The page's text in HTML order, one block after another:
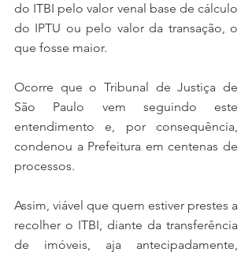
do ITBI pelo valor venal base de cálculo
do IPTU ou pelo valor da transação, o
que fosse maior.
Ocorre que o Tribunal de Justiça de
São Paulo vem seguindo este
entendimento e, por consequência,
condenou a Prefeitura em centenas de
processos.
Assim, viável que quem estiver prestes a
recolher o ITBI, diante da transferência
de imóveis, aja antecipadamente,